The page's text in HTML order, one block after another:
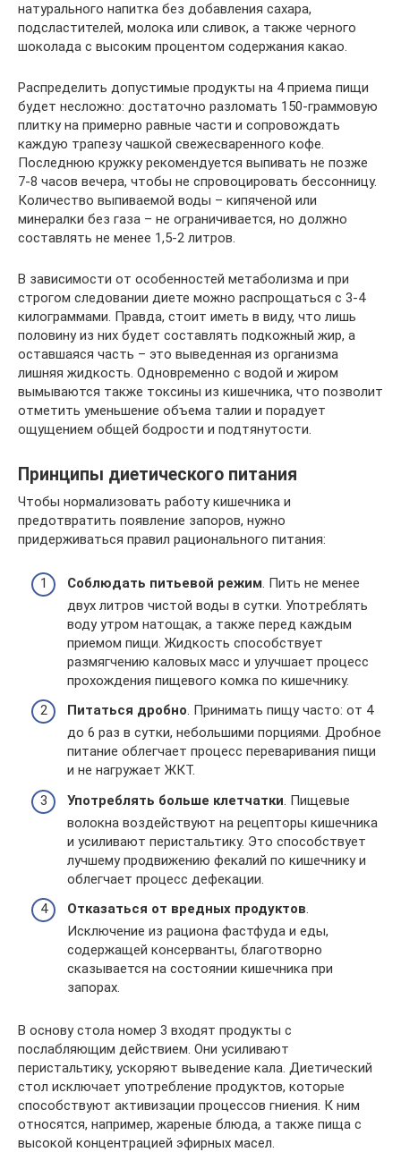
натурального напитка без добавления сахара,
подсластителей, молока или сливок, а также черного
шоколада с высоким процентом содержания какао.
Распределить допустимые продукты на 4 приема пищи
будет несложно: достаточно разломать 150-граммовую
плитку на примерно равные части и сопровождать
каждую трапезу чашкой свежесваренного кофе.
Последнюю кружку рекомендуется выпивать не позже
7-8 часов вечера, чтобы не спровоцировать бессонницу.
Количество выпиваемой воды – кипяченой или
минералки без газа – не ограничивается, но должно
составлять не менее 1,5-2 литров.
В зависимости от особенностей метаболизма и при
строгом следовании диете можно распрощаться с 3-4
килограммами. Правда, стоит иметь в виду, что лишь
половину из них будет составлять подкожный жир, а
оставшаяся часть – это выведенная из организма
лишняя жидкость. Одновременно с водой и жиром
вымываются также токсины из кишечника, что позволит
отметить уменьшение объема талии и порадует
ощущением общей бодрости и подтянутости.
Принципы диетического питания
Чтобы нормализовать работу кишечника и
предотвратить появление запоров, нужно
придерживаться правил рационального питания:
Соблюдать питьевой режим . Пить не менее
двух литров чистой воды в сутки. Употреблять
воду утром натощак, а также перед каждым
приемом пищи. Жидкость способствует
размягчению каловых масс и улучшает процесс
прохождения пищевого комка по кишечнику.
Питаться дробно. Принимать пищу часто: от 4
до 6 раз в сутки, небольшими порциями. Дробное
питание облегчает процесс переваривания пищи
и не нагружает ЖКТ.
Употреблять больше клетчатки . Пищевые
волокна воздействуют на рецепторы кишечника
и усиливают перистальтику. Это способствует
лучшему продвижению фекалий по кишечнику и
облегчает процесс дефекации.
Отказаться от вредных продуктов.
Исключение из рациона фастфуда и еды,
содержащей консерванты, благотворно
сказывается на состоянии кишечника при
запорах.
В основу стола номер 3 входят продукты с
послабляющим действием. Они усиливают
перистальтику, ускоряют выведение кала. Диетический
стол исключает употребление продуктов, которые
способствуют активизации процессов гниения. К ним
относятся, например, жареные блюда, а также пища с
высокой концентрацией эфирных масел.